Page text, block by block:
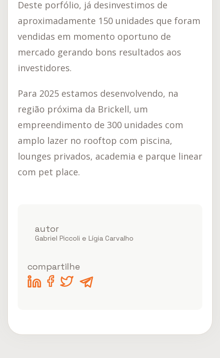
Deste porfólio, já desinvestimos de
aproximadamente 150 unidades que foram
vendidas em momento oportuno de
mercado gerando bons resultados aos
investidores.
Para 2025 estamos desenvolvendo, na
região próxima da Brickell, um
empreendimento de 300 unidades com
amplo lazer no rooftop com piscina,
lounges privados, academia e parque linear
com pet place.
autor
Gabriel Piccoli e Lígia Carvalho
compartilhe